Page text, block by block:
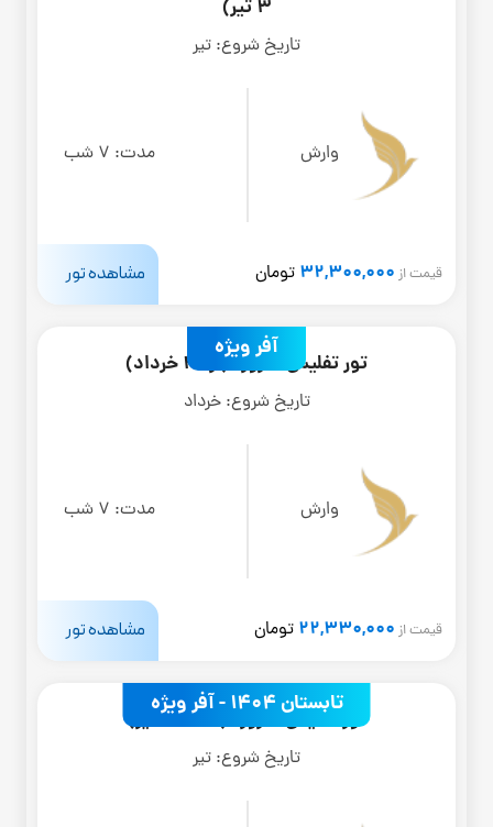
3 تیر)
تاریخ شروع: تیر
وارش مدت: 7 شب
قیمت از 32,300,000 تومان مشاهده تور
آفر ویژهتور تفلیس 8 روزه (از 20 خرداد)
تاریخ شروع: خرداد
وارش مدت: 7 شب
قیمت از 22,330,000 تومان مشاهده تور
تابستان 1404 - آفر ویژه
تور تفلیس 8 روزه (4 تا 31 تیر)
تاریخ شروع: تیر